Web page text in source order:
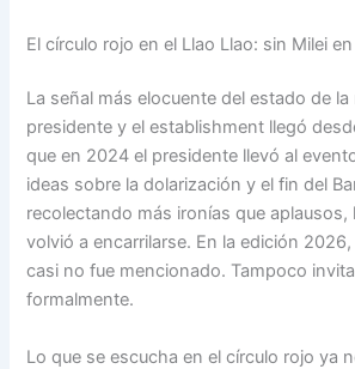
El círculo rojo en el Llao Llao: sin Milei
La señal más elocuente del estado de la
presidente y el establishment llegó
que en 2024 el presidente llevó al
ideas sobre la dolarización y el fin del
recolectando más ironías que aplausos,
volvió a encarrilarse. En la edición
casi no fue mencionado. Tampoco
formalmente.
Lo que se escucha en el círculo rojo ya